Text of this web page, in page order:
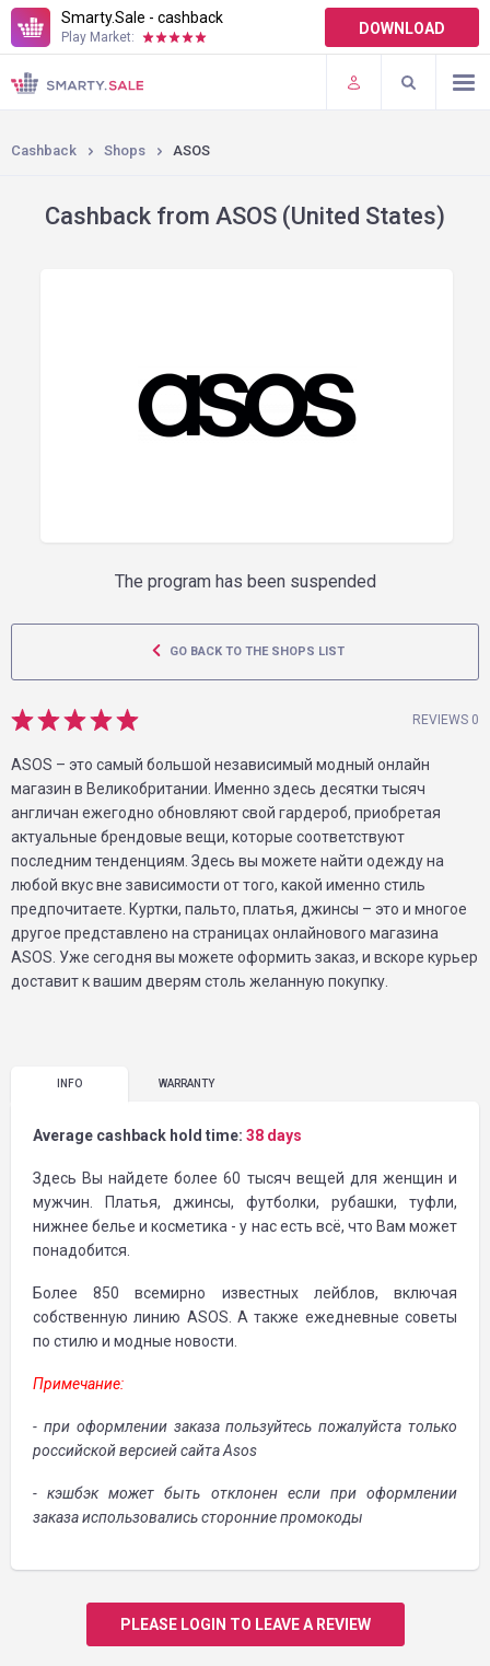
Smarty.Sale - cashback
Play Market: DOWNLOAD
TERMS OF USE
PLUGINS
Cashback Shops ASOS
Cashback from ASOS (United States)
The program has been suspended
GO BACK TO THE SHOPS LIST
REVIEWS 0
ASOS – это самый большой независимый модный онлайн
магазин в Великобритании. Именно здесь десятки тысяч
англичан ежегодно обновляют свой гардероб, приобретая
актуальные брендовые вещи, которые соответствуют
последним тенденциям. Здесь вы можете найти одежду на
любой вкус вне зависимости от того, какой именно стиль
предпочитаете. Куртки, пальто, платья, джинсы – это и многое
другое представлено на страницах онлайнового магазина
ASOS. Уже сегодня вы можете оформить заказ, и вскоре курьер
доставит к вашим дверям столь желанную покупку.
INFO WARRANTY
Average cashback hold time: 38 days
Здесь Вы найдете более 60 тысяч вещей для женщин и
мужчин. Платья, джинсы, футболки, рубашки, туфли,
нижнее белье и косметика - у нас есть всё, что Вам может
понадобится.
Более 850 всемирно известных лейблов, включая
собственную линию ASOS. А также ежедневные советы
по стилю и модные новости.
Примечание:
- при оформлении заказа пользуйтесь пожалуйста только
российской версией сайта Asos
- кэшбэк может быть отклонен если при оформлении
заказа использовались сторонние промокоды
PLEASE LOGIN TO LEAVE A REVIEW